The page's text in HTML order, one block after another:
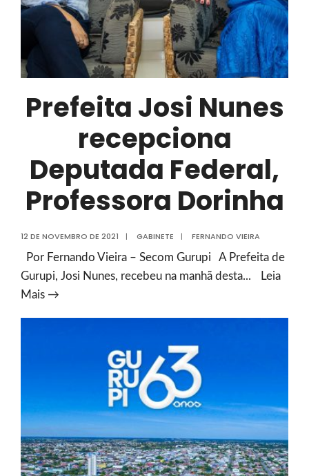
Prefeita Josi Nunes
recepciona
Deputada Federal,
Professora Dorinha
12 DE NOVEMBRO DE 2021 | GABINETE | FERNANDO VIEIRA
Por Fernando Vieira – Secom Gurupi A Prefeita de
Gurupi, Josi Nunes, recebeu na manhã desta...
Leia
Mais →
recepciona
Deputada
Professora
Dorinha